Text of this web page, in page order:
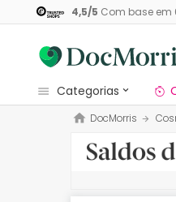
4,5/5 Com base em
categorias
Dermocosmetica
Nossa marca
DocMorris